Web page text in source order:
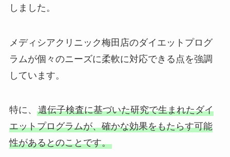
しました。
メディシアクリニック梅田店のダイエットプログ
ラムが個々のニーズに柔軟に対応できる点を強調
しています。
特に、 遺伝子検査に基づいた研究で生まれたダイ
エットプログラムが、確かな効果をもたらす可能
性があるとのことです。